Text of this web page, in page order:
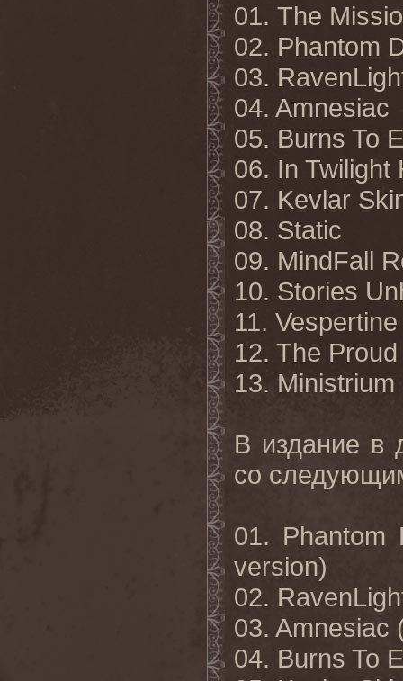
01. The
02. Phantom
03.
04. Amnesiac
05. Burns To
06. In Twilight
07. Kevlar
08. Static
09. MindFall
10. Stories
11.
12. The
13. Ministrium
В издание в
со
01. Phantom
version)
02.
03. Amnesiac
04. Burns To